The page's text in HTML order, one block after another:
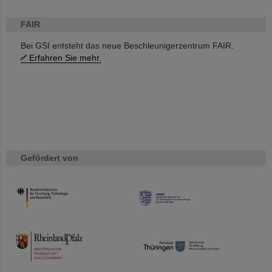
FAIR
Bei GSI entsteht das neue Beschleunigerzentrum FAIR.
Erfahren Sie mehr.
Gefördert von
HMWK
TMWWDG